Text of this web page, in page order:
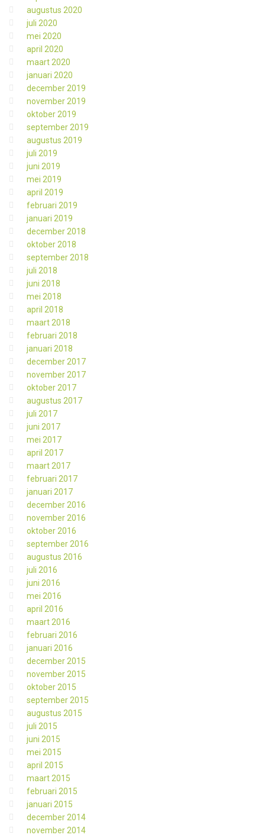
augustus 2020
juli 2020
mei 2020
april 2020
maart 2020
januari 2020
december 2019
november 2019
oktober 2019
september 2019
augustus 2019
juli 2019
juni 2019
mei 2019
april 2019
februari 2019
januari 2019
december 2018
oktober 2018
september 2018
juli 2018
juni 2018
mei 2018
april 2018
maart 2018
februari 2018
januari 2018
december 2017
november 2017
oktober 2017
augustus 2017
juli 2017
juni 2017
mei 2017
april 2017
maart 2017
februari 2017
januari 2017
december 2016
november 2016
oktober 2016
september 2016
augustus 2016
juli 2016
juni 2016
mei 2016
april 2016
maart 2016
februari 2016
januari 2016
december 2015
november 2015
oktober 2015
september 2015
augustus 2015
juli 2015
juni 2015
mei 2015
april 2015
maart 2015
februari 2015
januari 2015
december 2014
november 2014